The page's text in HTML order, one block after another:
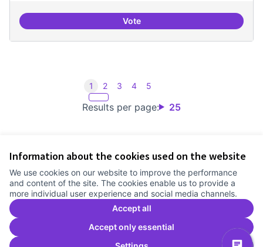
Information about the cookies used on the website
We use cookies on our website to improve the performance
and content of the site. The cookies enable us to provide a
more individual user experience and social media channels.
Accept all
Accept only essential
VoteIniciar línia de DDHH i capa
Results per page: 25
1 2 3 4 5
Cookie settings
Comunitat Canòdrom at Facebook
(External link)
Comunitat Canòdrom at Instagram
(External link)
Comunitat Canòdrom at YouTube
(External link)
English
Triar la llenguaElegir el idiomaChoose language